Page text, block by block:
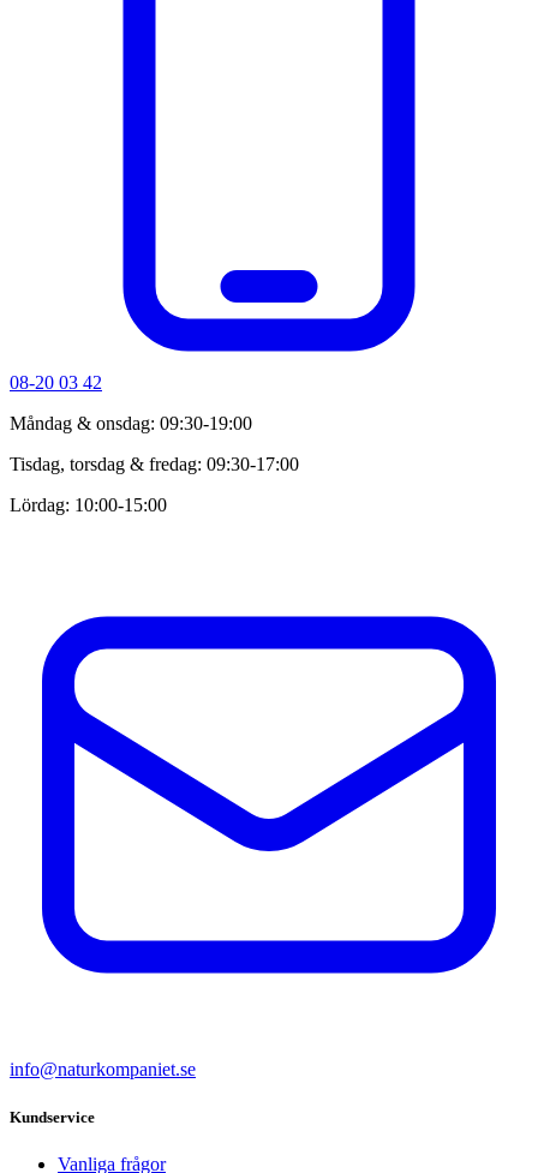
08-20 03 42
Måndag & onsdag: 09:30-19:00
Tisdag, torsdag & fredag: 09:30-17:00
Lördag: 10:00-15:00
info@naturkompaniet.se
Kundservice
Vanliga frågor